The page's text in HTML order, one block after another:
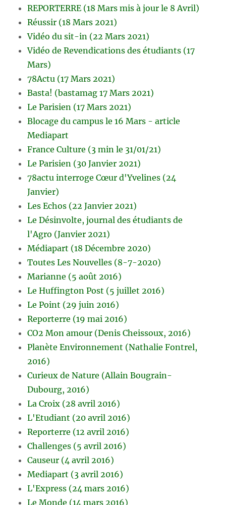
REPORTERRE (18 Mars mis à jour le 8 Avril)
Réussir (18 Mars 2021)
Vidéo du sit-in (22 Mars 2021)
Vidéo de Revendications des étudiants (17
Mars)
78Actu (17 Mars 2021)
Basta! (bastamag 17 Mars 2021)
Le Parisien (17 Mars 2021)
Blocage du campus le 16 Mars - article
Mediapart
France Culture (3 min le 31/01/21)
Le Parisien (30 Janvier 2021)
78actu interroge Cœur d'Yvelines (24
Janvier)
Les Echos (22 Janvier 2021)
Le Désinvolte, journal des étudiants de
l'Agro (Janvier 2021)
Médiapart (18 Décembre 2020)
Toutes Les Nouvelles (8-7-2020)
Marianne (5 août 2016)
Le Huffington Post (5 juillet 2016)
Le Point (29 juin 2016)
Reporterre (19 mai 2016)
CO2 Mon amour (Denis Cheissoux, 2016)
Planète Environnement (Nathalie Fontrel,
2016)
Curieux de Nature (Allain Bougrain-
Dubourg, 2016)
La Croix (28 avril 2016)
L'Etudiant (20 avril 2016)
Reporterre (12 avril 2016)
Challenges (5 avril 2016)
Causeur (4 avril 2016)
Mediapart (3 avril 2016)
L'Express (24 mars 2016)
Le Monde (14 mars 2016)